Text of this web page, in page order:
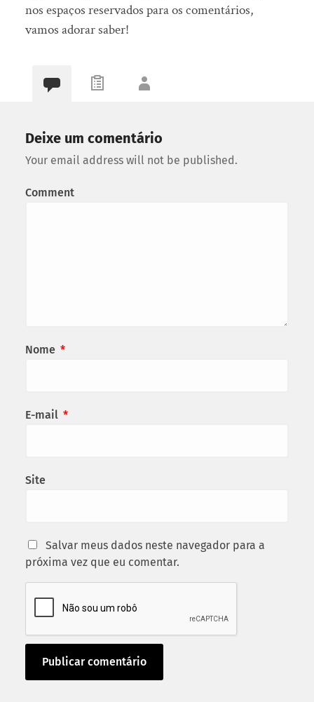
nos espaços reservados para os comentários,
vamos adorar saber!
Deixe um comentário
Your email address will not be published.
Comment
Nome *
E-mail *
Site
Salvar meus dados neste navegador para a
próxima vez que eu comentar.